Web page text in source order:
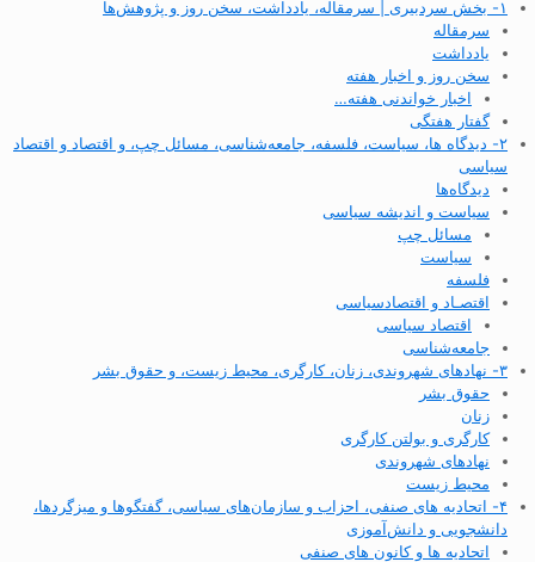
۱- بخش سردبیری | سرمقاله، یادداشت، سخن روز و پژوهش‌ها
سرمقاله
یادداشت
سخن روز و اخبار هفته
اخبار خواندنی هفته…
گفتار هفتگی
۲- دیدگاه ها، سیاست، فلسفه، جامعه‌شناسی، مسائل چپ، و اقتصاد و اقتصاد
سیاسی
دیدگاه‌ها
سیاست و اندیشه سیاسی
مسائل چپ
سیاست
فلسفه
اقتصـاد و اقتصاد‌سیاسی
اقتصاد سیاسی
جامعه‌شناسی
۳- نهادهای شهروندی، زنان، کارگری، محیط زیست، و حقوق بشر
حقوق بشر
زنان
کارگری و بولتن کارگری
نهادهای شهروندی
محیط زیست
۴- اتحادیه های صنفی، احزاب و سازمان‌های سیاسی، گفتگوها و میزگردها،
دانشجویی و دانش‌آموزی
اتحادیه ها و کانون های صنفی